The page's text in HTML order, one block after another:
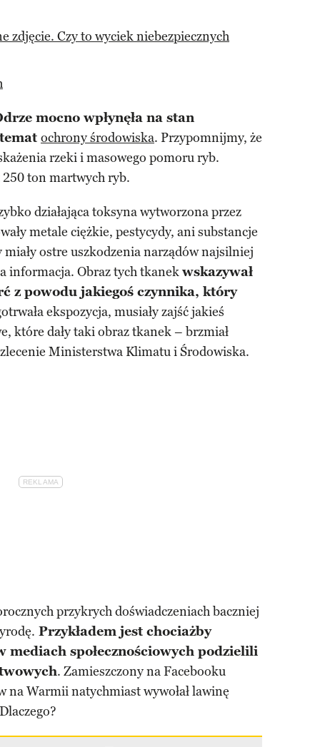
zdjęcie. Czy to wyciek niebezpiecznych
mocno wpłynęła na stan
ochrony środowiska. Przypomnijmy, że
rzeki i masowego pomoru ryb.
250 ton martwych ryb.
działająca toksyna wytworzona przez
metale ciężkie, pestycydy, ani substancje
ostre uszkodzenia narządów najsilniej
informacja. Obraz tych tkanekwskazywał
z powodu jakiegoś czynnika, który
ekspozycja, musiały zajść jakieś
które dały taki obraz tkanek – brzmiał
Ministerstwa Klimatu i Środowiska.
przykrych doświadczeniach baczniej
Przykładem jest chociażby
mediach społecznościowych podzielili
. Zamieszczony na Facebooku
na Warmii natychmiast wywołał lawinę